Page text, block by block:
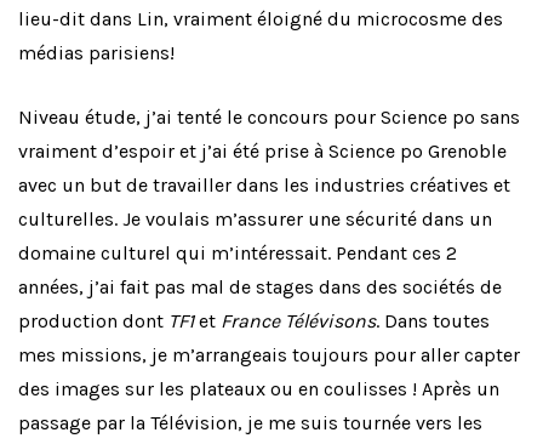
lieu-dit dans Lin, vraiment éloigné du microcosme des
médias parisiens!
Niveau étude, j’ai tenté le concours pour Science po sans
vraiment d’espoir et j’ai été prise à Science po Grenoble
avec un but de travailler dans les industries créatives et
culturelles. Je voulais m’assurer une sécurité dans un
domaine culturel qui m’intéressait. Pendant ces 2
années, j’ai fait pas mal de stages dans des sociétés de
production dont TF1et France Télévisons. Dans toutes
mes missions, je m’arrangeais toujours pour aller capter
des images sur les plateaux ou en coulisses ! Après un
passage par la Télévision, je me suis tournée vers les